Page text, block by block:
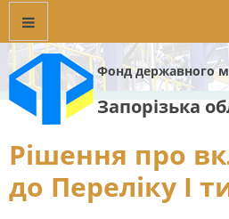
Фонд державного
Запорізька
Рішення про
до Переліку I